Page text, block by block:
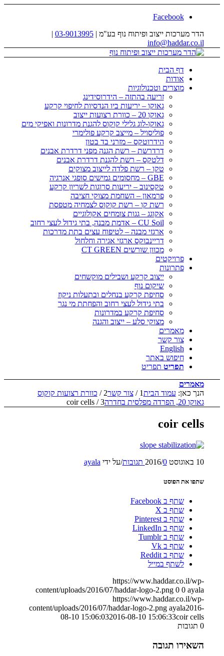
Facebook
הדר מערכות ייצוב ופיתוח נוף בע"מ |03-9013995
|
info@haddar.co.il
דף הבית
אודות
מוצרים וטכנולוגיות
זריעה בהתזה – הידרוסידינג
גאוקו – יריעות ביו הנדסיות לחיפוי קרקע
גאוקו 20 – כוורת רצועות ייצוב
גאוקו-לוג גלילי קוקוס להגנת מדרונות ואפיקי מים
פוליסויל – מייצב קרקע פולימרי
הידרוטקס – מזרני בד בטון
דרדרשת – רשת הגנה מפני דרדרת אבנים
דלטקס – רשת להגנת דרדרת אבנים
טקו – רשת פלדה לייצוב מצוקים
GBE – מחסומים גמישים סופגי אנרגיה
טקסינוב – יריעות סרוגות לשריון קרקע
פרמאון – השחמת מצוקי חציבה
רשת קו – רשת קוקוס לצמחיה מטפסת
אקוגג – גגות צומחים אקולוגיים
CU Soil – אדמת מבנה, בתי גידול לעצי רחוב
ארגזי מבנה – לטיפוח עצים בתת מדרכות
דריינבוקס ארגזי אגירה וחלחול
מכוון שורשים CT GREEN
פרויקטים
פתרונות
ייצוב קרקע ושבילים מוקשחים
שיקום נוף
סחיפת קרקע בנחלים ובתעלות ניקוז
בתי גידול לעצי רחוב והפחתת מי נגר
סחיפת קרקע במדרונות
מצוקי סלע – ייצוב והגנה
מאמרים
צור קשר
English
חיפוש באתר
תפריט תפריט
מאמרים
הנך כאן: עמוד הבית1
/ צור קשר2
/ כוורת רצועות קוקוס
גאוקו 20, הפרדה מפלסית בחדרה
3
/
coir cells
coir cells
10 באוגוסט 2016 /0 תגובות /על ידי ayala
שתפו את הפוסט
שתף ב Facebook
שתף ב X
שתף ב Pinterest
שתף ב LinkedIn
שתף ב Tumblr
שתף ב Vk
שתף ב Reddit
לשתף במייל
https://www.haddar.co.il/wp-
content/uploads/2016/07/haddar-logo-2.png 0 0 ayala
https://www.haddar.co.il/wp-
content/uploads/2016/07/haddar-logo-2.png ayala2016-
08-10 15:06:032016-08-10 15:06:33coir cells
0 תגובות
השאירו תגובה